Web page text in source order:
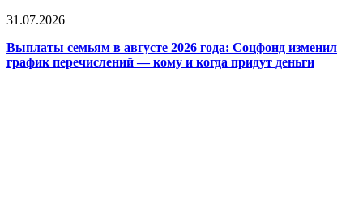
31.07.2026
Выплаты семьям в августе 2026 года: Соцфонд изменил
график перечислений — кому и когда придут деньги